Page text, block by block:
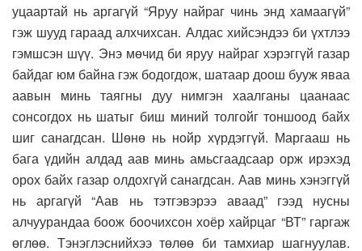
уцаартай нь аргагүй “Яруу найраг чинь энд хамаагүй”
гэж шууд гараад алхчихсан. Алдас хийсэндээ би үхтлээ
гэмшсэн шүү. Энэ мөчид би яруу найраг хэрэггүй газар
байдаг юм байна гэж бодогдож, шатаар доош бууж яваа
аавын минь таягны дуу нимгэн хаалганы цаанаас
сонсогдох нь шатыг биш миний толгойг тоншоод байх
шиг санагдсан. Шөнө нь нойр хүрдэггүй. Маргааш нь
бага үдийн алдад аав минь амьсгаадсаар орж ирэхэд
орох байх газар олдохгүй санагдсан. Аав минь хэнэггүй
нь аргагүй “Аав нь тэтгэвэрээ аваад” гээд нусны
алчуурандаа боож боочихсон хоёр хайрцаг “ВТ” гаргаж
өглөө. Тэнэглэснийхээ төлөө би тамхиар шагнуулав.